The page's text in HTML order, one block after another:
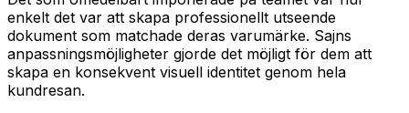
enkelt det var att skapa professionellt utseende
dokument som matchade deras varumärke. Sajns
anpassningsmöjligheter gjorde det möjligt för dem att
skapa en konsekvent visuell identitet genom hela
kundresan.